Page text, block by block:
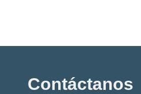
Contáctanos